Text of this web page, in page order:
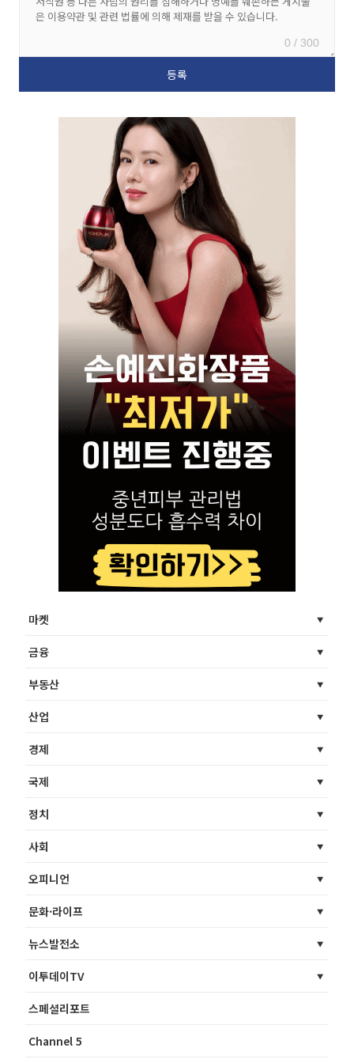
0 / 300
마켓
금융
부동산
산업
경제
국제
정치
사회
오피니언
문화·라이프
뉴스발전소
이투데이TV
스페셜리포트
Channel 5